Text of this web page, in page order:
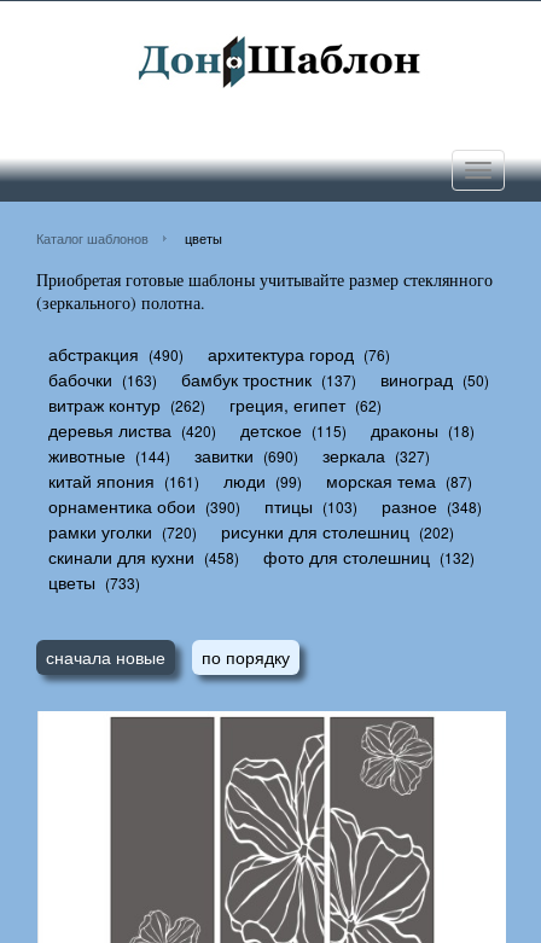
Toggle
Каталог шаблонов цветы
Приобретая готовые шаблоны учитывайте размер стеклянного
(зеркального) полотна.
абстракция (490) архитектура город (76)
бабочки (163) бамбук тростник (137) виноград (50)
витраж контур (262) греция, египет (62)
деревья листва (420) детское (115) драконы (18)
животные (144) завитки (690) зеркала (327)
китай япония (161) люди (99) морская тема (87)
орнаментика обои (390) птицы (103) разное (348)
рамки уголки (720) рисунки для столешниц (202)
скинали для кухни (458) фото для столешниц (132)
цветы (733)
сначала новые по порядку